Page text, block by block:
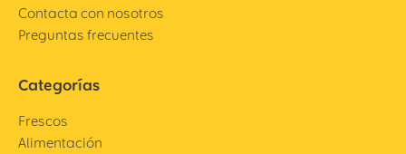
Contacta con nosotros
Preguntas frecuentes
Categorías
Frescos
Alimentación